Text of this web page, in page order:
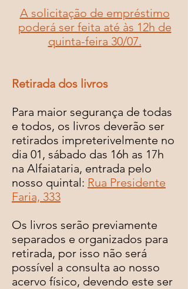
A solicitação de empréstimo
poderá ser feita até às 12h de
quinta-feira 30/07.
Retirada dos livros
Para maior segurança de todas
e todos, os livros deverão ser
retirados impreterivelmente no
dia 01, sábado das 16h as 17h
na Alfaiataria, entrada pelo
nosso quintal: Rua Presidente
Faria, 333
Os livros serão previamente
separados e organizados para
retirada, por isso não será
possível a consulta ao nosso
acervo físico, devendo este ser